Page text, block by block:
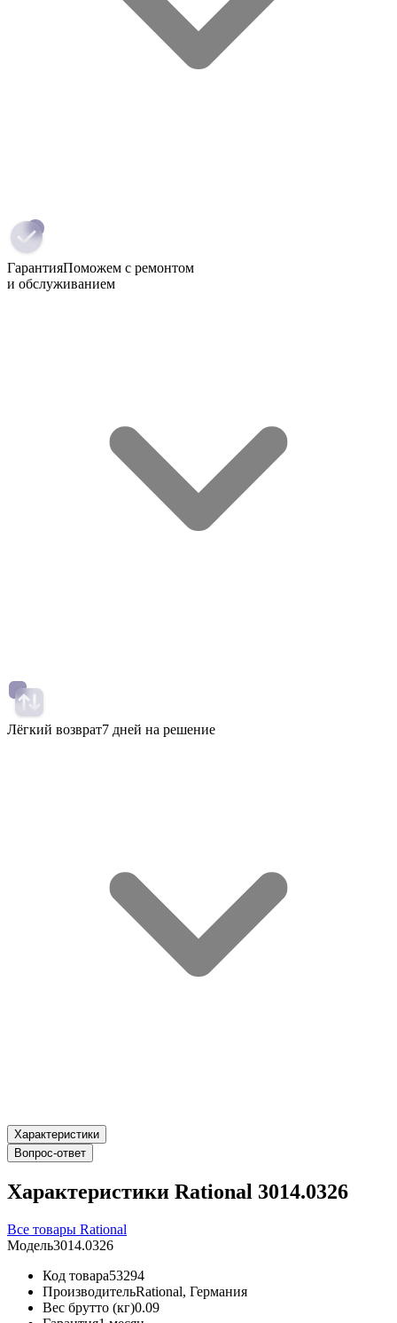
ГарантияПоможем с ремонтом
и обслуживанием
Лёгкий возврат7 дней на решение
Характеристики
Вопрос-ответ
Характеристики Rational 3014.0326
Все товары Rational
Модель3014.0326
Код товара53294
ПроизводительRational, Германия
Вес брутто (кг)0.09